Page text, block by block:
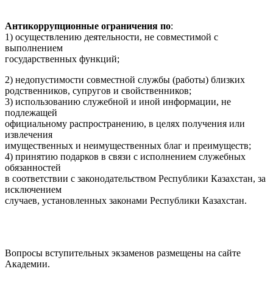
Антикоррупционные ограничения по:
1) осуществлению деятельности, не совместимой с
выполнением
государственных функций;
2) недопустимости совместной службы (работы) близких
родственников, супругов и свойственников;
3) использованию служебной и иной информации, не
подлежащей
официальному распространению, в целях получения или
извлечения
имущественных и неимущественных благ и преимуществ;
4) принятию подарков в связи с исполнением служебных
обязанностей
в соответствии с законодательством Республики Казахстан, за
исключением
случаев, установленных законами Республики Казахстан.
Вопросы вступительных экзаменов размещены на сайте
Академии.